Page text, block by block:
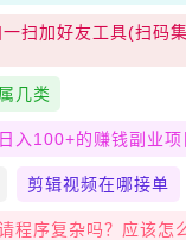
扫加好友工具(扫码
几类
入100+的赚钱副业项
剪辑视频在哪接单
程序复杂吗？应该怎